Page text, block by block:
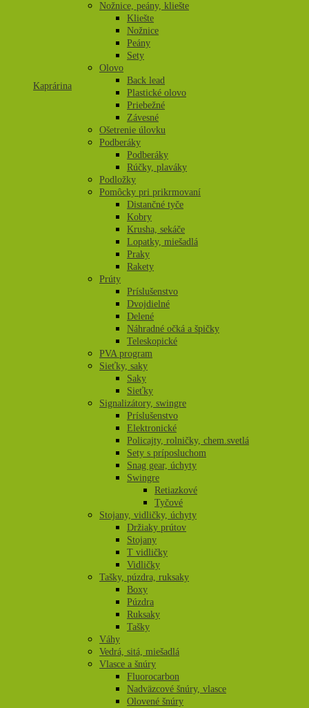
Kaprárina
Nožnice, peány, kliešte
Kliešte
Nožnice
Peány
Sety
Olovo
Back lead
Plastické olovo
Priebežné
Závesné
Ošetrenie úlovku
Podberáky
Podberáky
Rúčky, plaváky
Podložky
Pomôcky pri prikrmovaní
Distančné tyče
Kobry
Krusha, sekáče
Lopatky, miešadlá
Praky
Rakety
Prúty
Príslušenstvo
Dvojdielné
Delené
Náhradné očká a špičky
Teleskopické
PVA program
Sieťky, saky
Saky
Sieťky
Signalizátory, swingre
Príslušenstvo
Elektronické
Policajty, rolničky, chem.svetlá
Sety s príposluchom
Snag gear, úchyty
Swingre
Retiazkové
Tyčové
Stojany, vidličky, úchyty
Držiaky prútov
Stojany
T vidličky
Vidličky
Tašky, púzdra, ruksaky
Boxy
Púzdra
Ruksaky
Tašky
Váhy
Vedrá, sitá, miešadlá
Vlasce a šnúry
Fluorocarbon
Nadväzcové šnúry, vlasce
Olovené šnúry